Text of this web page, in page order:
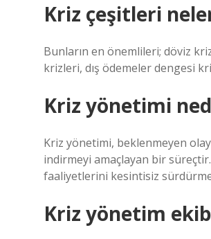
Kriz çeşitleri
Bunların en önemlileri; döviz
krizleri, dış ödemeler dengesi
Kriz yönetimi
Kriz yönetimi, beklenmeyen
indirmeyi amaçlayan bir
faaliyetlerini kesintisiz
Kriz yönetim